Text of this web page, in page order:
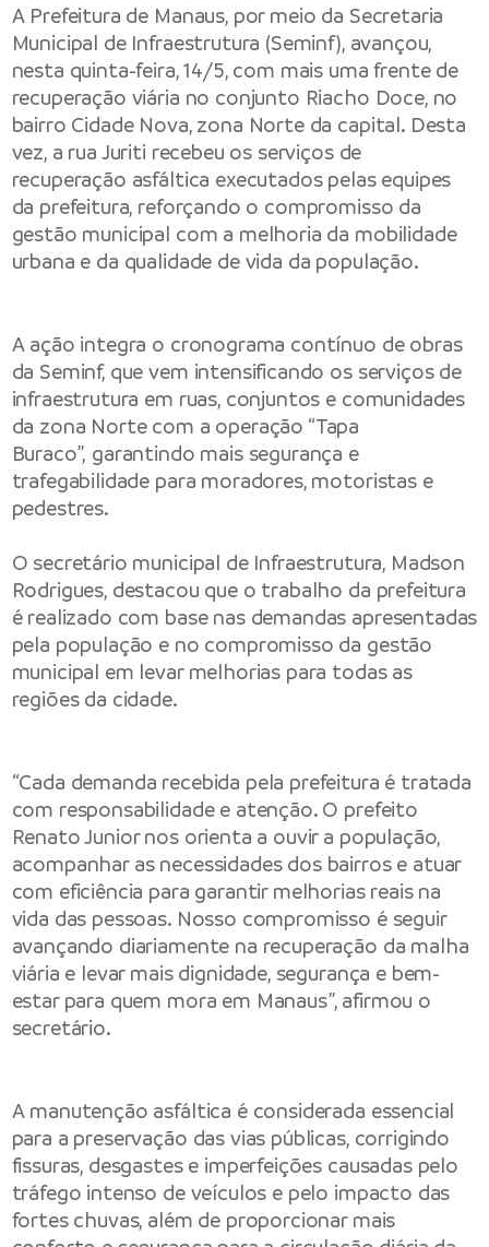
A Prefeitura de Manaus, por meio da Secretaria
Municipal de Infraestrutura (Seminf), avançou,
nesta quinta-feira, 14/5, com mais uma frente de
recuperação viária no conjunto Riacho Doce, no
bairro Cidade Nova, zona Norte da capital. Desta
vez, a rua Juriti recebeu os serviços de
recuperação asfáltica executados pelas equipes
da prefeitura, reforçando o compromisso da
gestão municipal com a melhoria da mobilidade
urbana e da qualidade de vida da população.
A ação integra o cronograma contínuo de obras
da Seminf, que vem intensificando os serviços de
infraestrutura em ruas, conjuntos e comunidades
da zona Norte com a operação “Tapa
Buraco”, garantindo mais segurança e
trafegabilidade para moradores, motoristas e
pedestres.
O secretário municipal de Infraestrutura, Madson
Rodrigues, destacou que o trabalho da prefeitura
é realizado com base nas demandas apresentadas
pela população e no compromisso da gestão
municipal em levar melhorias para todas as
regiões da cidade.
“Cada demanda recebida pela prefeitura é tratada
com responsabilidade e atenção. O prefeito
Renato Junior nos orienta a ouvir a população,
acompanhar as necessidades dos bairros e atuar
com eficiência para garantir melhorias reais na
vida das pessoas. Nosso compromisso é seguir
avançando diariamente na recuperação da malha
viária e levar mais dignidade, segurança e bem-
estar para quem mora em Manaus”, afirmou o
secretário.
A manutenção asfáltica é considerada essencial
para a preservação das vias públicas, corrigindo
fissuras, desgastes e imperfeições causadas pelo
tráfego intenso de veículos e pelo impacto das
fortes chuvas, além de proporcionar mais